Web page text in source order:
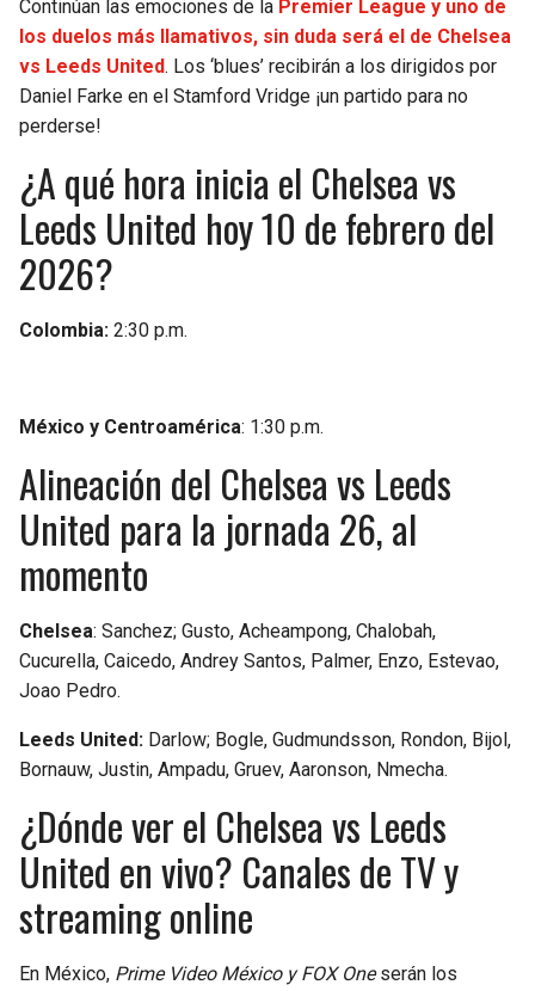
Continúan las emociones de la Premier League y uno de
los duelos más llamativos, sin duda será el de Chelsea
vs Leeds United. Los ‘blues’ recibirán a los dirigidos por
Daniel Farke en el Stamford Vridge ¡un partido para no
perderse!
¿A qué hora inicia el Chelsea vs
Leeds United hoy 10 de febrero del
2026?
Colombia: 2:30 p.m.
México y Centroamérica: 1:30 p.m.
Alineación del Chelsea vs Leeds
United para la jornada 26, al
momento
Chelsea: Sanchez; Gusto, Acheampong, Chalobah,
Cucurella, Caicedo, Andrey Santos, Palmer, Enzo, Estevao,
Joao Pedro.
Leeds United: Darlow; Bogle, Gudmundsson, Rondon, Bijol,
Bornauw, Justin, Ampadu, Gruev, Aaronson, Nmecha.
¿Dónde ver el Chelsea vs Leeds
United en vivo? Canales de TV y
streaming online
En México, Prime Video México y FOX Oneserán los